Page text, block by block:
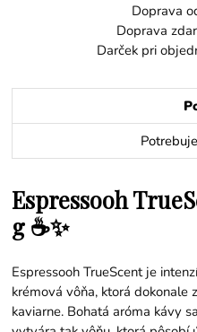
Doprava
Doprava
Darček pri
Espressooh
g ☕✨
Espressooh TrueScent je
krémová vôňa, ktorá
kaviarne. Bohatá aróma kávy